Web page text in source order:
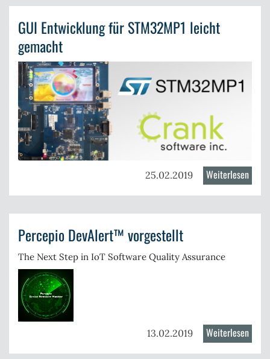
GUI Entwicklung für STM32MP1 leicht
gemacht
25.02.2019 Weiterlesen
GUI
für
Percepio DevAlert™ vorgestellt
The Next Step in IoT Software Quality Assurance
13.02.2019 Weiterlesen